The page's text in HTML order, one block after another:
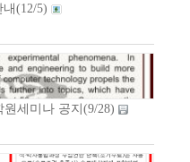
(12/5)
세미나 공지(9/28)